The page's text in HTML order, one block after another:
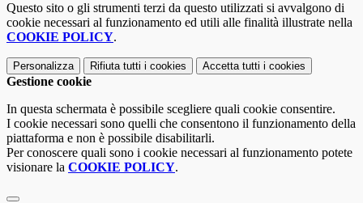
Questo sito o gli strumenti terzi da questo utilizzati si avvalgono di
cookie necessari al funzionamento ed utili alle finalità illustrate nella
COOKIE POLICY.
Personalizza Rifiuta tutti i cookies Accetta tutti i cookies
Gestione cookie
In questa schermata è possibile scegliere quali cookie consentire.
I cookie necessari sono quelli che consentono il funzionamento della
piattaforma e non è possibile disabilitarli.
Per conoscere quali sono i cookie necessari al funzionamento potete
visionare la COOKIE POLICY.